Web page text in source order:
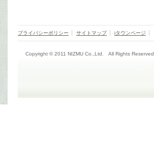
プライバシーポリシー サイトマップ iタウンページ
Copyright © 2011 NIZMU Co.,Ltd. All Rights Reserved.